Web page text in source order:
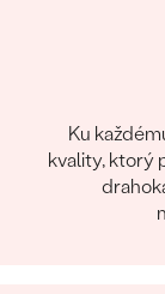
Ku
kvality, ktorý